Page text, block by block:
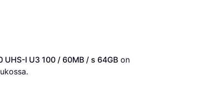
UHS-I U3 100 / 60MB / s 64GB